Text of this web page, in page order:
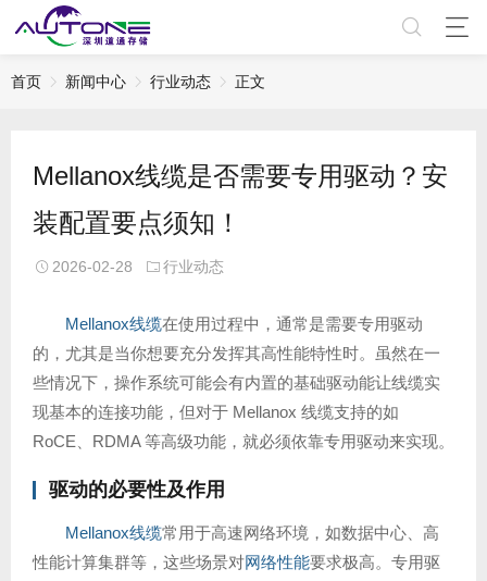
首页 新闻中心 行业动态 正文
Mellanox线缆是否需要专用驱动？安
装配置要点须知！
2026-02-28 行业动态
Mellanox线缆在使用过程中，通常是需要专用驱动
的，尤其是当你想要充分发挥其高性能特性时。虽然在一
些情况下，操作系统可能会有内置的基础驱动能让线缆实
现基本的连接功能，但对于 Mellanox 线缆支持的如
RoCE、RDMA 等高级功能，就必须依靠专用驱动来实现。
驱动的必要性及作用
Mellanox线缆常用于高速网络环境，如数据中心、高
性能计算集群等，这些场景对网络性能要求极高。专用驱